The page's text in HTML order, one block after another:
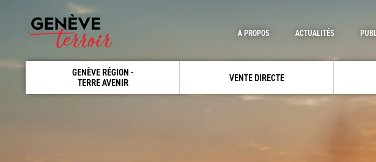
GENÈVE RÉGION -
TERRE AVENIR
VENTE DIRECTE
A PROPOS ACTUALITÉS